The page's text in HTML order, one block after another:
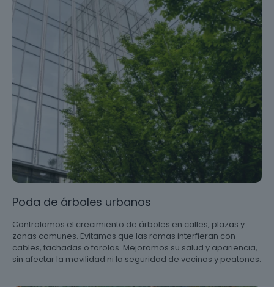
Poda de árboles urbanos
Controlamos el crecimiento de árboles en calles, plazas y
zonas comunes. Evitamos que las ramas interfieran con
cables, fachadas o farolas. Mejoramos su salud y apariencia,
sin afectar la movilidad ni la seguridad de vecinos y peatones.